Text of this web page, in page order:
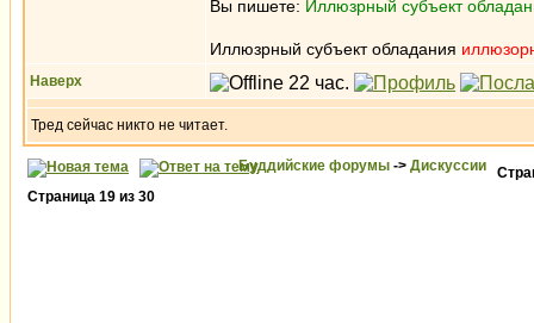
Вы пишете: Иллюзрный субъект
Иллюзрный субъект обладания
Наверх
Тред сейчас никто не читает.
Буддийские форумы -> Дискуссии
Страница 19 из 30